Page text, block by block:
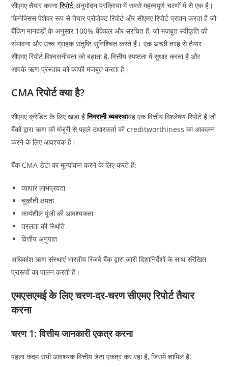
सीएमए तैयार करनारिपोर्टअनुमोदन प्रक्रिया में सबसे महत्वपूर्ण चरणों में से एक है।
फिनेक्सिस पेशेवर रूप से तैयार प्रोजेक्ट रिपोर्ट और सीएमए रिपोर्ट प्रदान करता है जो
बैंकिंग मानदंडों के अनुसार 100% बैंकेबल और संरचित हैं, जो मजबूत स्वीकृति की
संभावना और उच्च ग्राहक संतुष्टि सुनिश्चित करते हैं। एक अच्छी तरह से तैयार
सीएमए रिपोर्ट विश्वसनीयता को बढ़ाता है, वित्तीय स्पष्टता में सुधार करता है और
आपके ऋण प्रस्ताव को काफी मजबूत करता है।
CMA रिपोर्ट क्या है?
सीएमए क्रेडिट के लिए खड़ा हैनिगरानी व्यवस्थायह एक वित्तीय विश्लेषण रिपोर्ट है जो
बैंकों द्वारा ऋण की मंजूरी से पहले उधारकर्ता की creditworthiness का आकलन
करने के लिए आवश्यक है।
बैंक CMA डेटा का मूल्यांकन करने के लिए करते हैं:
व्यापार लाभप्रदता
चुकौती क्षमता
कार्यशील पूंजी की आवश्यकता
तरलता की स्थिति
वित्तीय अनुपात
अधिकांश ऋण संस्थाएं भारतीय रिजर्व बैंक द्वारा जारी दिशानिर्देशों के साथ संरेखित
प्रारूपों का पालन करती हैं।
एमएसएमई के लिए चरण-दर-चरण सीएमए रिपोर्ट तैयार
करना
चरण 1: वित्तीय जानकारी एकत्र करना
पहला कदम सभी आवश्यक वित्तीय डेटा एकत्र कर रहा है, जिसमें शामिल हैं: